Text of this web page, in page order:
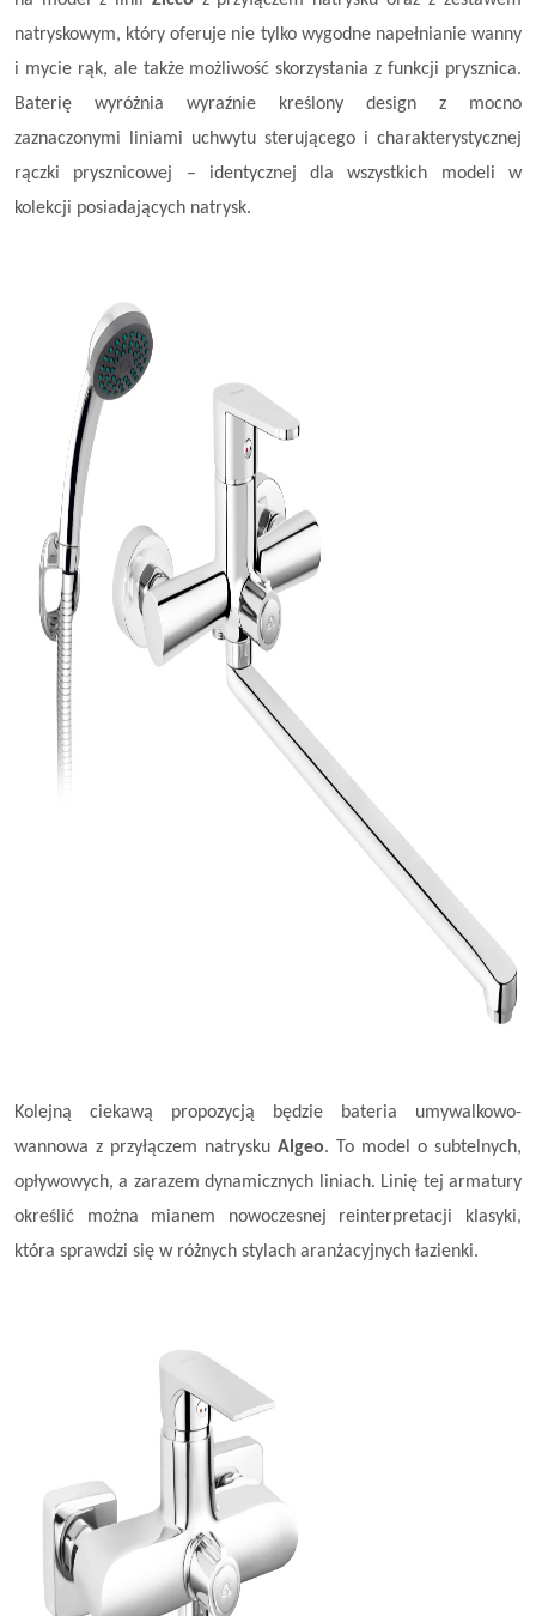
natryskowym, który oferuje nie tylko wygodne napełnianie wanny
i mycie rąk, ale także możliwość skorzystania z funkcji prysznica.
Baterię wyróżnia wyraźnie kreślony design z mocno
zaznaczonymi liniami uchwytu sterującego i charakterystycznej
rączki prysznicowej – identycznej dla wszystkich modeli w
kolekcji posiadających natrysk.
Kolejną ciekawą propozycją będzie bateria umywalkowo-
wannowa z przyłączem natrysku Algeo. To model o subtelnych,
opływowych, a zarazem dynamicznych liniach. Linię tej armatury
określić można mianem nowoczesnej reinterpretacji klasyki,
która sprawdzi się w różnych stylach aranżacyjnych łazienki.